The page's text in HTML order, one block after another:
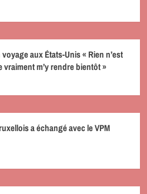
aux États-Unis « Rien n’est
m’y rendre bientôt »
a échangé avec le VPM